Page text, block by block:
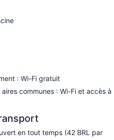
: Wi-Fi gratuit
communes : Wi-Fi et accès à
en tout temps (42 BRL par